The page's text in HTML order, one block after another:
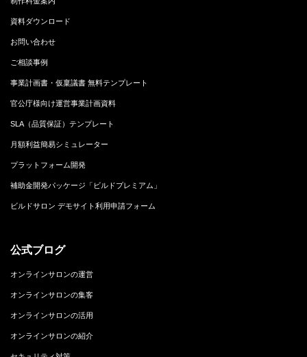
資料ダウンロード
お問い合わせ
ご相談事例
事業計画書・仮稟議書 無料テンプレート
官公庁様向け運営事業計画資料
SLA（品質保証）テンプレート
月額利益簡易シミュレーター
プラットフォーム開発
補助金開発パッケージ「ビルドプレミアム」
ビルドサロン デモサイト利用申請フォーム
公式ブログ
オンラインサロンの運営
オンラインサロンの集客
オンラインサロンの活用
オンラインサロンの紹介